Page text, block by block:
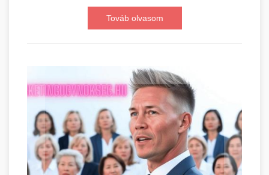
Továb olvasom